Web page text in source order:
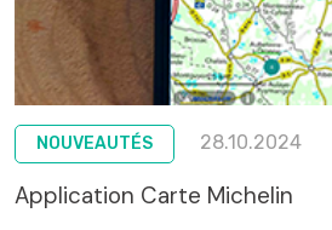
NOUVEAUTÉS 28.10.2024
Application Carte Michelin